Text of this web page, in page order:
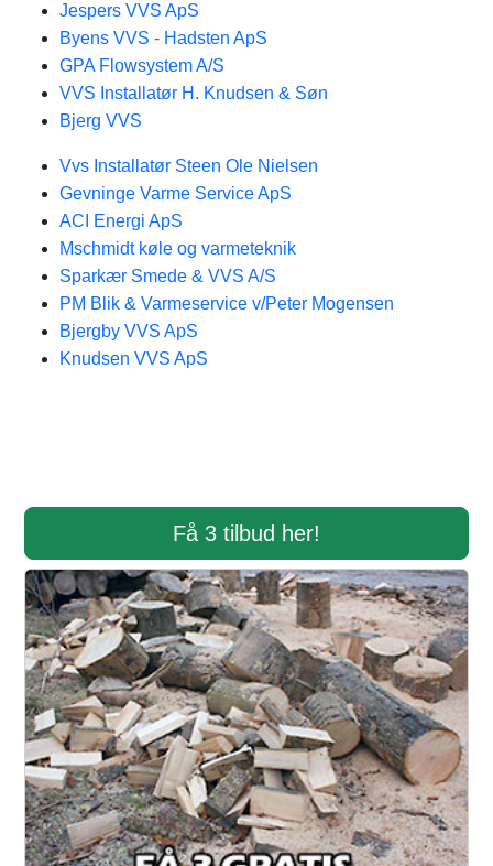
Jespers VVS ApS
Byens VVS - Hadsten ApS
GPA Flowsystem A/S
VVS Installatør H. Knudsen & Søn
Bjerg VVS
Vvs Installatør Steen Ole Nielsen
Gevninge Varme Service ApS
ACI Energi ApS
Mschmidt køle og varmeteknik
Sparkær Smede & VVS A/S
PM Blik & Varmeservice v/Peter Mogensen
Bjergby VVS ApS
Knudsen VVS ApS
Få 3 tilbud her!